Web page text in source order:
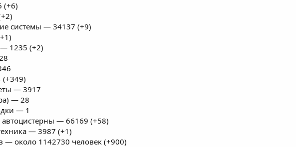
(+6)
системы — 34137 (+9)
1235 (+2)
— 3917
— 28
— 1
— 66169 (+58)
— 3987 (+1)
— около 1142730 человек (+900)